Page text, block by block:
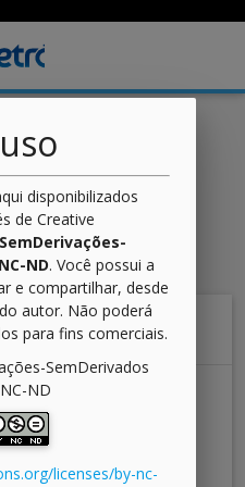
disponibilizados
de Creative
ND. Você possui a
e compartilhar, desde
autor. Não poderá
para fins comerciais.
SemDerivados
ND
licenses/by-nc-
de Programação
Mundo! -
Ao Mundo
para organizar
irmão(s)/irmã(s).
para um
a instalação de um